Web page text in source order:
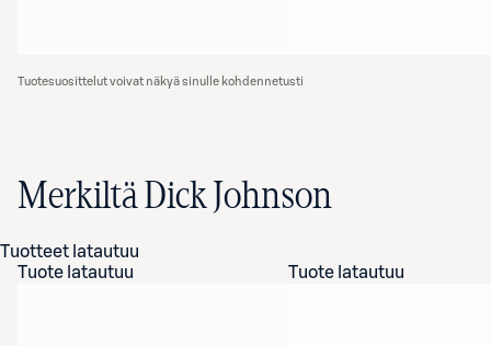
Tuotesuosittelut voivat näkyä sinulle kohdennetusti
Merkiltä Dick Johnson
Tuotteet latautuu
Tuote latautuu
Tuote latautuu